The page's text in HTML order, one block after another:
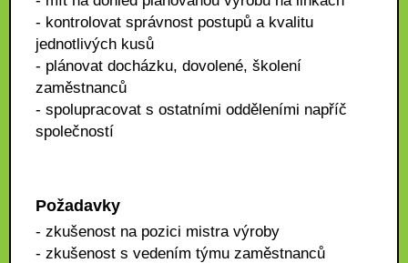
- kontrolovat správnost postupů a kvalitu
jednotlivých kusů
- plánovat docházku, dovolené, školení
zaměstnanců
- spolupracovat s ostatními odděleními napříč
společností
Požadavky
- zkušenost na pozici mistra výroby
- zkušenost s vedením týmu zaměstnanců